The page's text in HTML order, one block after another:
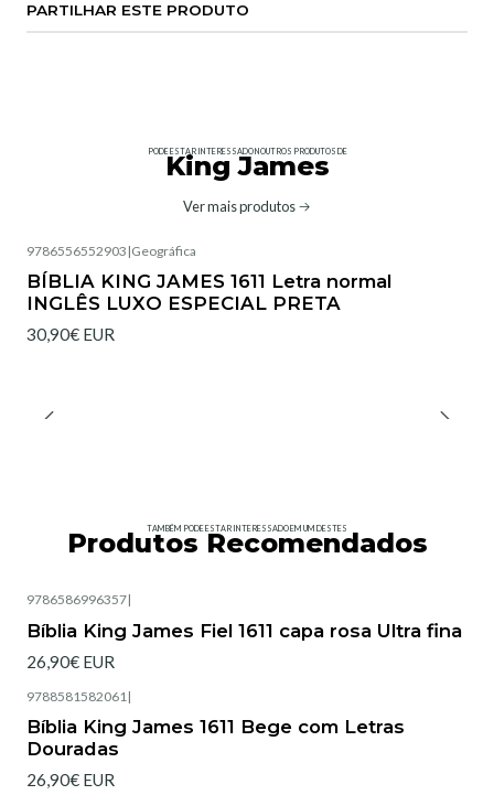
PARTILHAR ESTE PRODUTO
PODE ESTAR INTERESSADO NOUTROS PRODUTOS DE
King James
Ver mais produtos
9786556552903 |Geográfica
BÍBLIA KING JAMES 1611 Letra normal
INGLÊS LUXO ESPECIAL PRETA
30,90€ EUR
TAMBÉM PODE ESTAR INTERESSADO EM UM DESTES
Produtos Recomendados
9786586996357|
Bíblia King James Fiel 1611 capa rosa Ultra fina
26,90€ EUR
9788581582061 |
Bíblia King James 1611 Bege com Letras
Douradas
26,90€ EUR